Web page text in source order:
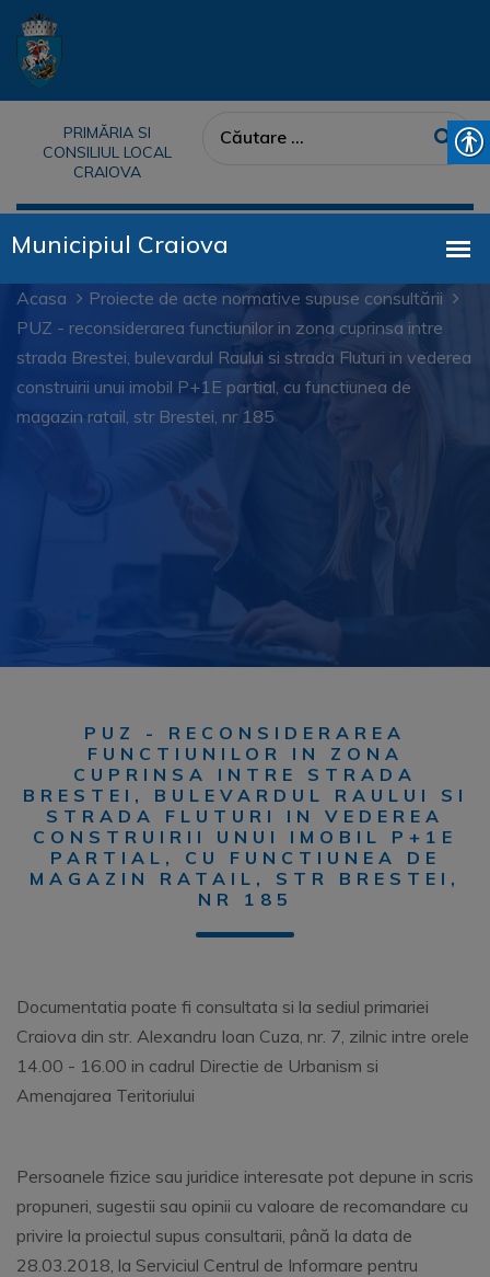
PRIMĂRIA SI
CONSILIUL LOCAL
CRAIOVA
Acasa
Proiecte de acte normative supuse consultării
PUZ - reconsiderarea functiunilor in zona cuprinsa intre
strada Brestei, bulevardul Raului si strada Fluturi in vederea
construirii unui imobil P+1E partial, cu functiunea de
magazin ratail, str Brestei, nr 185
PUZ - RECONSIDERAREA
FUNCTIUNILOR IN ZONA
CUPRINSA INTRE STRADA
BRESTEI, BULEVARDUL RAULUI SI
STRADA FLUTURI IN VEDEREA
CONSTRUIRII UNUI IMOBIL P+1E
PARTIAL, CU FUNCTIUNEA DE
MAGAZIN RATAIL, STR BRESTEI,
NR 185
Documentatia poate fi consultata si la sediul primariei
Craiova din str. Alexandru Ioan Cuza, nr. 7, zilnic intre orele
14.00 - 16.00 in cadrul Directie de Urbanism si
Amenajarea Teritoriului
Persoanele fizice sau juridice interesate pot depune in scris
propuneri, sugestii sau opinii cu valoare de recomandare cu
privire la proiectul supus consultarii, până la data de
28.03.2018, la Serviciul Centrul de Informare pentru